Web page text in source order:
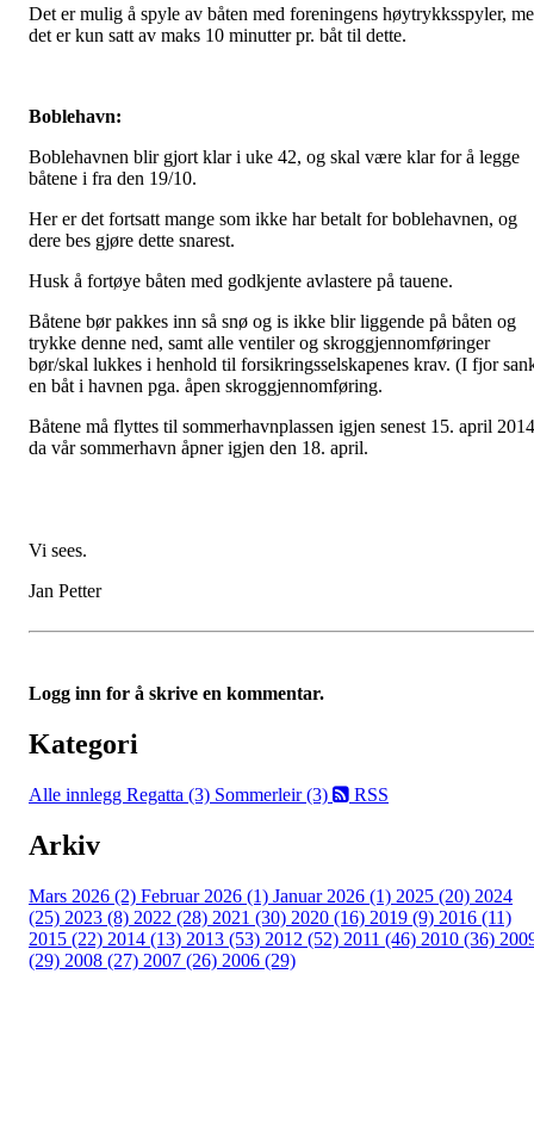
Det er mulig å spyle av båten med foreningens høytrykksspyler,
det er kun satt av maks 10 minutter pr. båt til dette.
Boblehavn:
Boblehavnen blir gjort klar i uke 42, og skal være klar for å legge
båtene i fra den 19/10.
Her er det fortsatt mange som ikke har betalt for boblehavnen, og
dere bes gjøre dette snarest.
Husk å fortøye båten med godkjente avlastere på tauene.
Båtene bør pakkes inn så snø og is ikke blir liggende på båten og
trykke denne ned, samt alle ventiler og skroggjennomføringer
bør/skal lukkes i henhold til forsikringsselskapenes krav. (I fjor
en båt i havnen pga. åpen skroggjennomføring.
Båtene må flyttes til sommerhavnplassen igjen senest 15. april
da vår sommerhavn åpner igjen den 18. april.
Vi sees.
Jan Petter
Logg inn for å skrive en kommentar.
Kategori
Alle innlegg Regatta (3) Sommerleir (3) RSS
Arkiv
Mars 2026 (2) Februar 2026 (1) Januar 2026 (1) 2025 (20) 2024
(25) 2023 (8) 2022 (28) 2021 (30) 2020 (16) 2019 (9) 2016 (11)
2015 (22) 2014 (13) 2013 (53) 2012 (52) 2011 (46) 2010 (36)
(29) 2008 (27) 2007 (26) 2006 (29)